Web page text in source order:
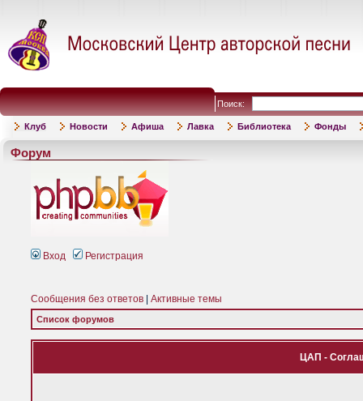
Поиск:
Клуб Новости Афиша Лавка Библиотека Фонды
Форум
Вход Регистрация
Сообщения без ответов Активные темы
Список форумов
ЦАП -